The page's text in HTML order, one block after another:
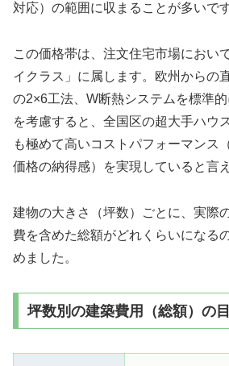
対応）の範囲に収まることが多いです
この価格帯は、注文住宅市場におい
イクラス」に属します。欧州からの
の2×6工法、W断熱システムを標準
を考慮すると、全国区の超大手ハウ
も極めて高いコストパフォーマンス
価格の納得感）を実現していると言
建物の大きさ（坪数）ごとに、実際
費を含めた総額がどれくらいになる
めました。
坪数別の建築費用（総額）の